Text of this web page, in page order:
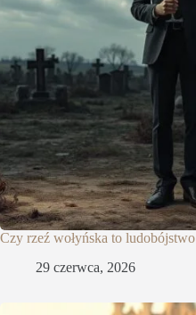
Czy rzeź wołyńska to ludobójstwo
29 czerwca, 2026